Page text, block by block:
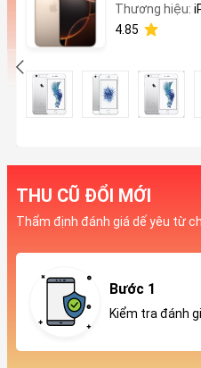
Thương hiệu:
4.85
THU CŨ ĐỔI MỚI
Thẩm định đánh giá dế yêu từ
Bước 1
Kiểm tra đánh